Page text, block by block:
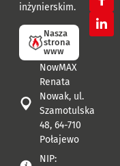
inżynierskim.
Nasza
strona
www
NowMAX
Renata
Nowak, ul.
Szamotulska
48, 64-710
Połajewo
NIP: